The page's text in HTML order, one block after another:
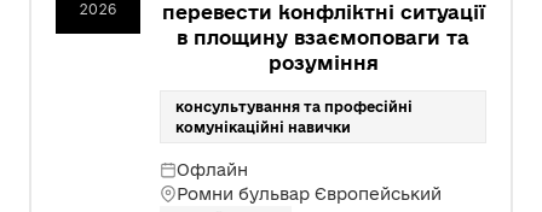
2026
перевести конфліктні ситуації
в площину взаємоповаги та
розуміння
консультування та професійні
комунікаційні навички
Офлайн
Ромни бульвар Європейський